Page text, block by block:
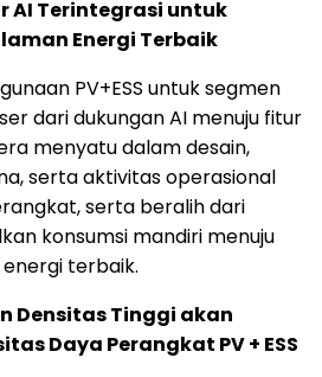
AI Terintegrasi untuk
Energi Terbaik
PV+ESS untuk segmen
dari dukungan AI menuju fitur
menyatu dalam desain,
serta aktivitas operasional
serta beralih dari
konsumsi mandiri menuju
terbaik.
Densitas Tinggi akan
Daya Perangkat PV + ESS